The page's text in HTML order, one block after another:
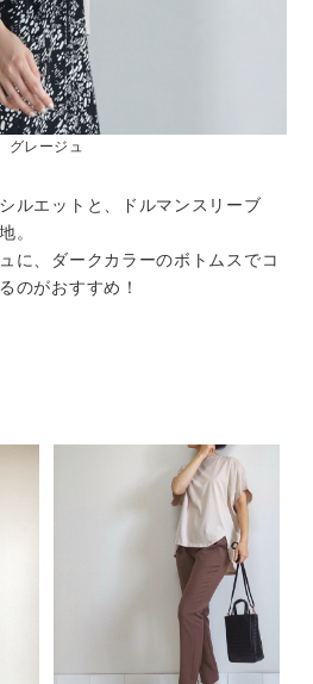
グレージュ
ルエットと、ドルマンスリーブ
。
に、ダークカラーのボトムスでコ
のがおすすめ！